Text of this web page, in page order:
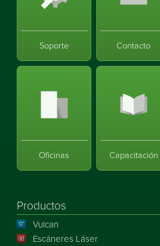
Soporte Contacto
Oficinas Capacitación
Productos
Vulcan
Escáneres Láser